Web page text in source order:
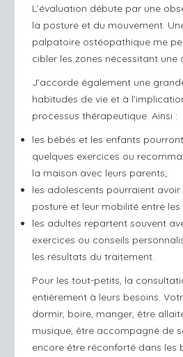
L’évaluation débute par une
la posture et du mouvement.
palpatoire ostéopathique me
cibler les zones nécessitant
J’accorde également une
habitudes de vie et à
processus thérapeutique. Ainsi :
les bébés et les enfants
quelques exercices ou
la maison avec leurs parents;
les adolescents pourraient
posture et leur mobilité entre les
les adultes repartent souvent
exercices ou conseils
les résultats du traitement.
Pour les tout-petits, la
entièrement à leurs besoins.
dormir, boire, manger, être
musique, être accompagné de
encore être réconforté dans les